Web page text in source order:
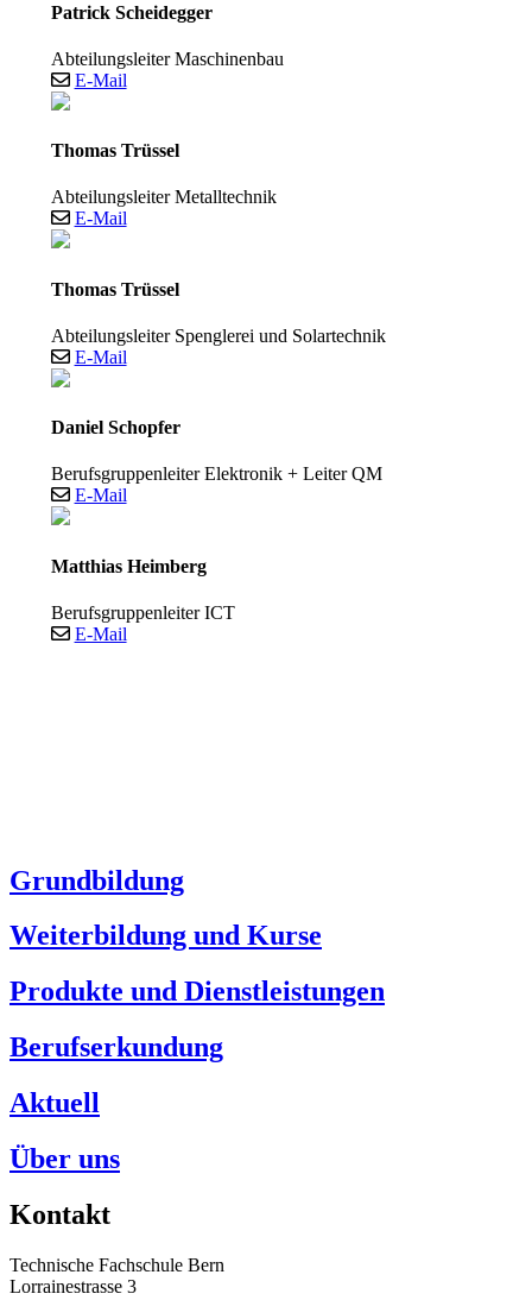
Patrick Scheidegger
Abteilungsleiter Maschinenbau
E-Mail
Thomas Trüssel
Abteilungsleiter Metalltechnik
E-Mail
Thomas Trüssel
Abteilungsleiter Spenglerei und Solartechnik
E-Mail
Daniel Schopfer
Berufsgruppenleiter Elektronik + Leiter QM
E-Mail
Matthias Heimberg
Berufsgruppenleiter ICT
E-Mail
Grundbildung
Weiterbildung und Kurse
Produkte und Dienstleistungen
Berufserkundung
Aktuell
Über uns
Kontakt
Technische Fachschule Bern
Lorrainestrasse 3